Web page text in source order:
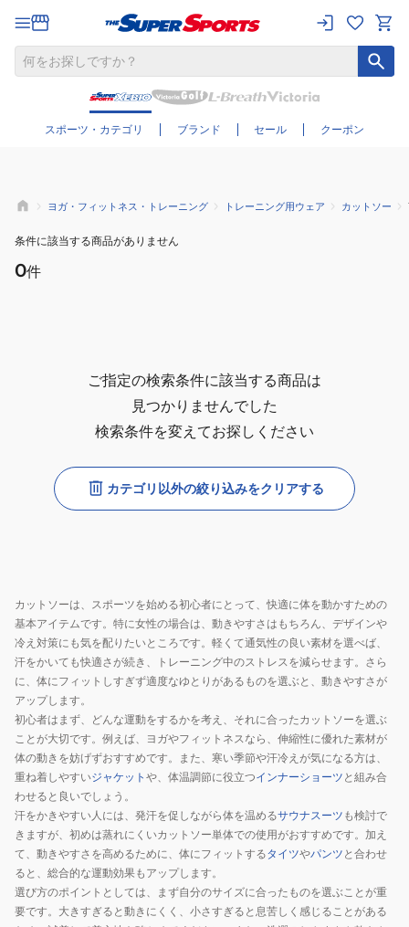
スポーツ・カテゴリ ブランド セール クーポン
さらに絞り込む
ヨガ・フィットネス・トレーニング トレーニング用ウェア カットソー
条件に該当する商品がありません
0件
ご指定の検索条件に該当する商品は
見つかりませんでした
検索条件を変えてお探しください
カテゴリ以外の絞り込みをクリアする
カットソーは、スポーツを始める初心者にとって、快適に体を動かすための
基本アイテムです。特に女性の場合は、動きやすさはもちろん、デザインや
冷え対策にも気を配りたいところです。軽くて通気性の良い素材を選べば、
汗をかいても快適さが続き、トレーニング中のストレスを減らせます。さら
に、体にフィットしすぎず適度なゆとりがあるものを選ぶと、動きやすさが
アップします。
初心者はまず、どんな運動をするかを考え、それに合ったカットソーを選ぶ
ことが大切です。例えば、ヨガやフィットネスなら、伸縮性に優れた素材が
体の動きを妨げずおすすめです。また、寒い季節や汗冷えが気になる方は、
重ね着しやすいジャケット や、体温調節に役立つインナーショーツ と組み合
わせると良いでしょう。
汗をかきやすい人には、発汗を促しながら体を温めるサウナスーツ も検討で
きますが、初めは蒸れにくいカットソー単体での使用がおすすめです。加え
て、動きやすさを高めるために、体にフィットするタイツやパンツ と合わせ
ると、総合的な運動効果もアップします。
選び方のポイントとしては、まず自分のサイズに合ったものを選ぶことが重
要です。大きすぎると動きにくく、小さすぎると息苦しく感じることがある